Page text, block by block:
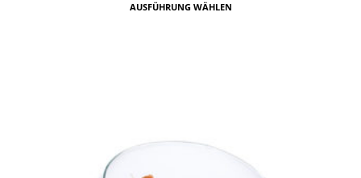
AUSFÜHRUNG WÄHLEN